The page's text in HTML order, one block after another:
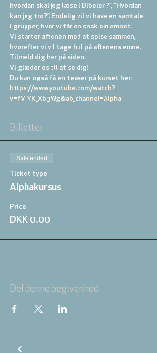
hvordan skal jeg læse i Bibelen?”, ”Hvordan
kan jeg tro?”. Endelig vil vi have en samtale
i grupper, hvor vi får en snak om emnet.
Vi starter aftenen med at spise sammen,
hvorefter vi vil tage hul på aftenens emne.
Tilmeld dig her på siden.
Vi glæder os til at se dig!
Du kan også få en teaser på kurset her:
https://www.youtube.com/watch?
v=fViYK_Xb3Wg&ab_channel=Alpha
Billetter
Sale ended
Ticket type
Alphakursus
Price
DKK 0.00
Del denne begivenhed